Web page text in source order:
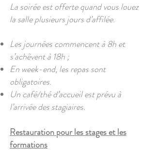
La soirée est offerte quand vous louez
la salle plusieurs jours d’affilée.
Les journées commencent à 8h et
s’achèvent à 18h ;
En week-end, les repas sont
obligatoires.
Un café/thé d’accueil est prévu à
l’arrivée des stagiaires.
Restauration pour les stages et les
formations